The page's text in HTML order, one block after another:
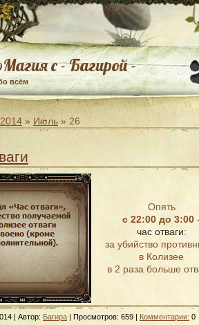
с - Багирой -
всём
2014 » Июль » 26
Опять
с 22:00 до 3:00
час отваги:
за убийство
в Колизее
в 2 раза больше
| Автор: Багира | Просмотров: 659 | Комментарии: 0